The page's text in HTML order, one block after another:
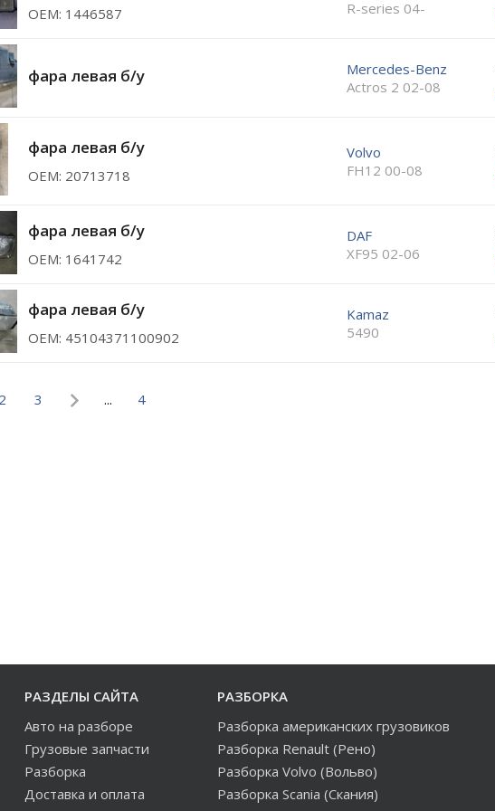
ОЕМ: 1446587 R-series 04-
фара левая б/у
Mercedes-Benz
Actros 2 02-08
фара левая б/у
ОЕМ: 20713718
Volvo
FH12 00-08
фара левая б/у
ОЕМ: 1641742
DAF
XF95 02-06
фара левая б/у
ОЕМ: 45104371100902
Kamaz
5490
3 ... 4
РАЗДЕЛЫ САЙТА
Авто на разборе
Грузовые запчасти
Разборка
Доставка и оплата
РАЗБОРКА
Разборка американских грузовиков
Разборка Renault (Рено)
Разборка Volvo (Вольво)
Разборка Scania (Скания)